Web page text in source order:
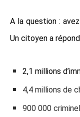
A la question :
Un citoyen a
2,1 millions
4,4 millions de
900 000